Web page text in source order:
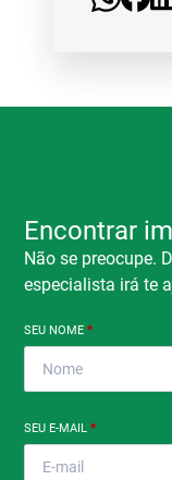
Encontrar
Não se preocupe.
especialista irá te
SEU NOME*
SEU E-MAIL*